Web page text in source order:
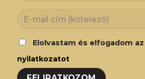
Elolvastam és elfogadom az
nyilatkozatot